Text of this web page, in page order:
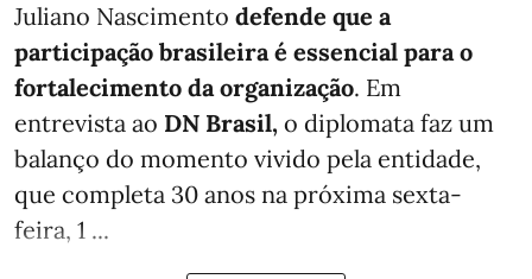
Juliano Nascimento defende que a
participação brasileira é essencial para o
fortalecimento da organização. Em
entrevista ao DN Brasil, o diplomata faz um
balanço do momento vivido pela entidade,
que completa 30 anos na próxima sexta-
feira, 1 ...